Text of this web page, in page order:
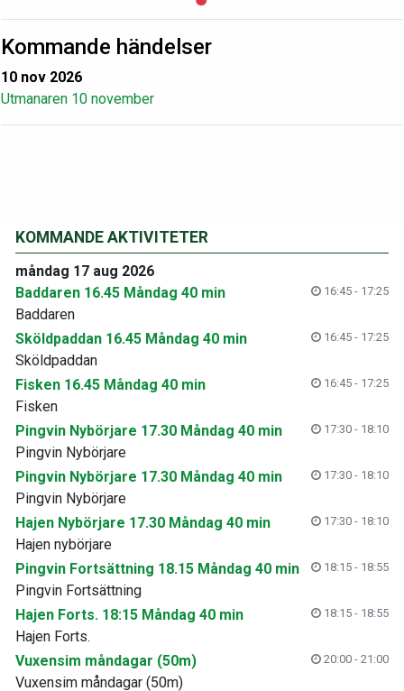
Kommande händelser
10 nov 2026
Utmanaren 10 november
KOMMANDE AKTIVITETER
måndag 17 aug 2026
Baddaren 16.45 Måndag 40 min
16:45 - 17:25
Baddaren
Sköldpaddan 16.45 Måndag 40 min
16:45 - 17:25
Sköldpaddan
Fisken 16.45 Måndag 40 min
16:45 - 17:25
Fisken
Pingvin Nybörjare 17.30 Måndag 40 min
17:30 - 18:10
Pingvin Nybörjare
Pingvin Nybörjare 17.30 Måndag 40 min
17:30 - 18:10
Pingvin Nybörjare
Hajen Nybörjare 17.30 Måndag 40 min
17:30 - 18:10
Hajen nybörjare
Pingvin Fortsättning 18.15 Måndag 40 min
18:15 - 18:55
Pingvin Fortsättning
Hajen Forts. 18:15 Måndag 40 min
18:15 - 18:55
Hajen Forts.
Vuxensim måndagar (50m)
20:00 - 21:00
Vuxensim måndagar (50m)